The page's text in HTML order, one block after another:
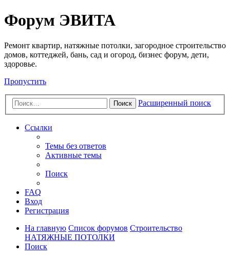
Регистрация
Форум ЭВИТА
Ремонт квартир, натяжные потолки, загородное строительство
домов, коттеджей, бань, сад и огород, бизнес форум, дети,
здоровье.
Пропустить
Поиск Расширенный поиск
Ссылки
Темы без ответов
Активные темы
Поиск
FAQ
Вход
Регистрация
На главную Список форумов Строительство
НАТЯЖНЫЕ ПОТОЛКИ
Поиск